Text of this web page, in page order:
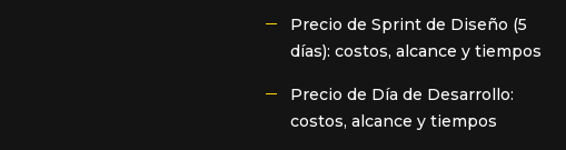
Precio de Sprint de Diseño (5
días): costos, alcance y tiempos
Precio de Día de Desarrollo:
costos, alcance y tiempos